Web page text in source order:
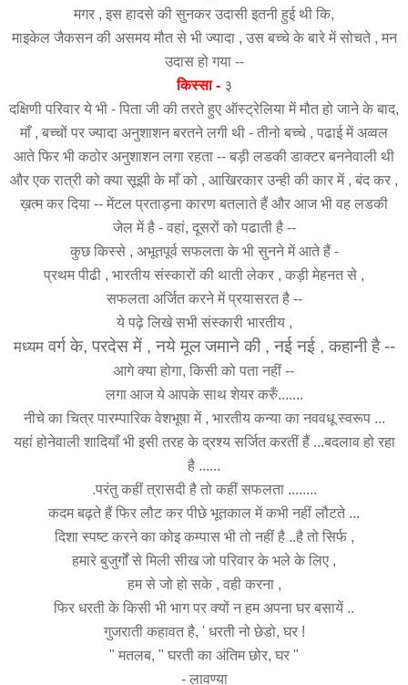
मगर , इस हादसे की सुनकर उदासी इतनी हुई थी कि,
माइकेल जैकसन की असमय मौत से भी ज्यादा , उस बच्चे के बारे में सोचते , मन
उदास हो गया --
किस्सा -३
दक्षिणी परिवार ये भी - पिता जी की तरते हुए ऑस्ट्रेलिया में मौत हो जाने के बाद,
माँ , बच्चों पर ज्यादा अनुशाशन बरतने लगी थी - तीनो बच्चे , पढाई में अव्वल
आते फिर भी कठोर अनुशाशन लगा रहता -- बड़ी लडकी डाक्टर बननेवाली थी
और एक रात्री को क्या सूझी के माँ को , आखिरकार उन्ही की कार में , बंद कर ,
ख़त्म कर दिया -- मेंटल प्रताड़ना कारण बतलाते हैं और आज भी वह लडकी
जेल में है - वहां, दूसरों को पढाती है --
कुछ किस्से , अभूतपूर्व सफलता के भी सुनने में आते हैं -
प्रथम पीढी , भारतीय संस्कारों की थाती लेकर , कड़ी मेहनत से ,
सफलता अर्जित करने में प्रयासरत है --
ये पढ़े लिखे सभी संस्कारी भारतीय ,
मध्यम वर्ग के, परदेस में , नये मूल जमाने की , नई नई , कहानी है --
आगे क्या होगा, किसी को पता नहीं --
लगा आज ये आपके साथ शेयर करुँ.......
नीचे का चित्र पारम्पारिक वेशभूषा में , भारतीय कन्या का नववधू स्वरूप ...
यहां होनेवाली शादियाँ भी इसी तरह के द्रश्य सर्जित करतीं हैं ...बदलाव हो रहा
है ......
.परंतु कहीं त्रासदी है तो कहीं सफलता ........
कदम बढ़ते हैं फिर लौट कर पीछे भूतकाल में कभी नहीं लौटते ...
दिशा स्पष्ट करने का कोइ कम्पास भी तो नहीं है ..है तो सिर्फ ,
हमारे बुजुर्गों से मिली सीख जो परिवार के भले के लिए ,
हम से जो हो सके , वही करना ,
फिर धरती के किसी भी भाग पर क्यों न हम अपना घर बसायें ..
गुजराती कहावत है, ' धरती नो छेडो, घर !
" मतलब, " घरती का अंतिम छोर, घर "
- लावण्या